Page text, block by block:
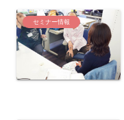
セミナー情報